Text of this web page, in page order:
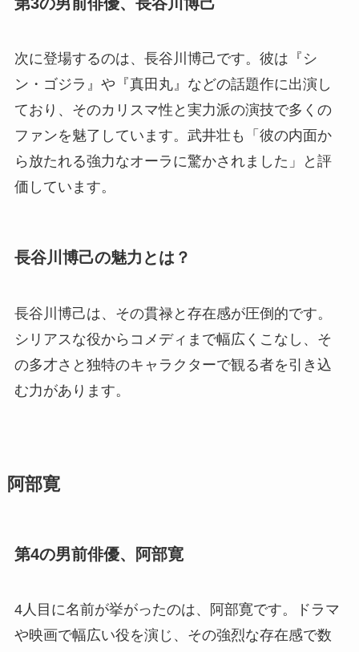
次に登場するのは、長谷川博己です。彼は『シ
ン・ゴジラ』や『真田丸』などの話題作に出演し
ており、そのカリスマ性と実力派の演技で多くの
ファンを魅了しています。武井壮も「彼の内面か
ら放たれる強力なオーラに驚かされました」と評
価しています。
長谷川博己の魅力とは？
長谷川博己は、その貫禄と存在感が圧倒的です。
シリアスな役からコメディまで幅広くこなし、そ
の多才さと独特のキャラクターで観る者を引き込
む力があります。
阿部寛
第4の男前俳優、阿部寛
4人目に名前が挙がったのは、阿部寛です。ドラマ
や映画で幅広い役を演じ、その強烈な存在感で数